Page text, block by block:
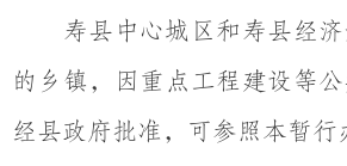
寿县中心城区和寿县经
的乡镇，因重点工程建设等公
经县政府批准，可参照本暂行